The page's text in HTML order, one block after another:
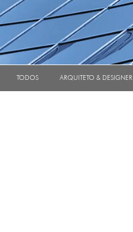
TODOS ARQUITETO & DESIGNER